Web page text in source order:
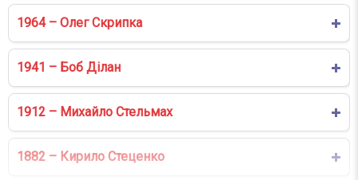
1964 – Олег Скрипка
1941 – Боб Ділан
1912 – Михайло Стельмах
1882 – Кирило Стеценко